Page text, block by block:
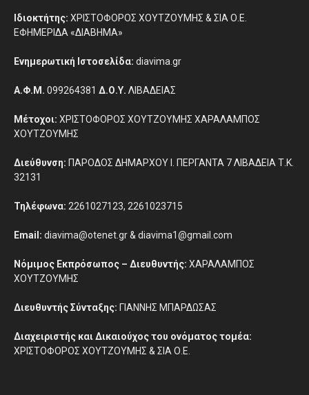
Ιδιοκτήτης: ΧΡΙΣΤΟΦΟΡΟΣ ΧΟΥΤΖΟΥΜΗΣ & ΣΙΑ Ο.Ε.
ΕΦΗΜΕΡΙΔΑ «ΔΙΑΒΗΜΑ»
Ενημερωτική Ιστοσελίδα: diavima.gr
Α.Φ.Μ. 099264381 Δ.Ο.Υ. ΛΙΒΑΔΕΙΑΣ
Μέτοχοι: ΧΡΙΣΤΟΦΟΡΟΣ ΧΟΥΤΖΟΥΜΗΣ ΧΑΡΑΛΑΜΠΟΣ
ΧΟΥΤΖΟΥΜΗΣ
Διεύθυνση: ΠΑΡΟΔΟΣ ΔΗΜΑΡΧΟΥ Ι. ΠΕΡΓΑΝΤΑ 7 ΛΙΒΑΔΕΙΑ Τ.Κ.
32131
Τηλέφωνα: 2261027123, 2261023715
Email: diavima@otenet.gr & diavima1@gmail.com
Νόμιμος Εκπρόσωπος – Διευθυντής: ΧΑΡΑΛΑΜΠΟΣ
ΧΟΥΤΖΟΥΜΗΣ
Διευθυντής Σύνταξης: ΓΙΑΝΝΗΣ ΜΠΑΡΔΩΣΑΣ
Διαχειριστής και Δικαιούχος του ονόματος τομέα:
ΧΡΙΣΤΟΦΟΡΟΣ ΧΟΥΤΖΟΥΜΗΣ & ΣΙΑ Ο.Ε.